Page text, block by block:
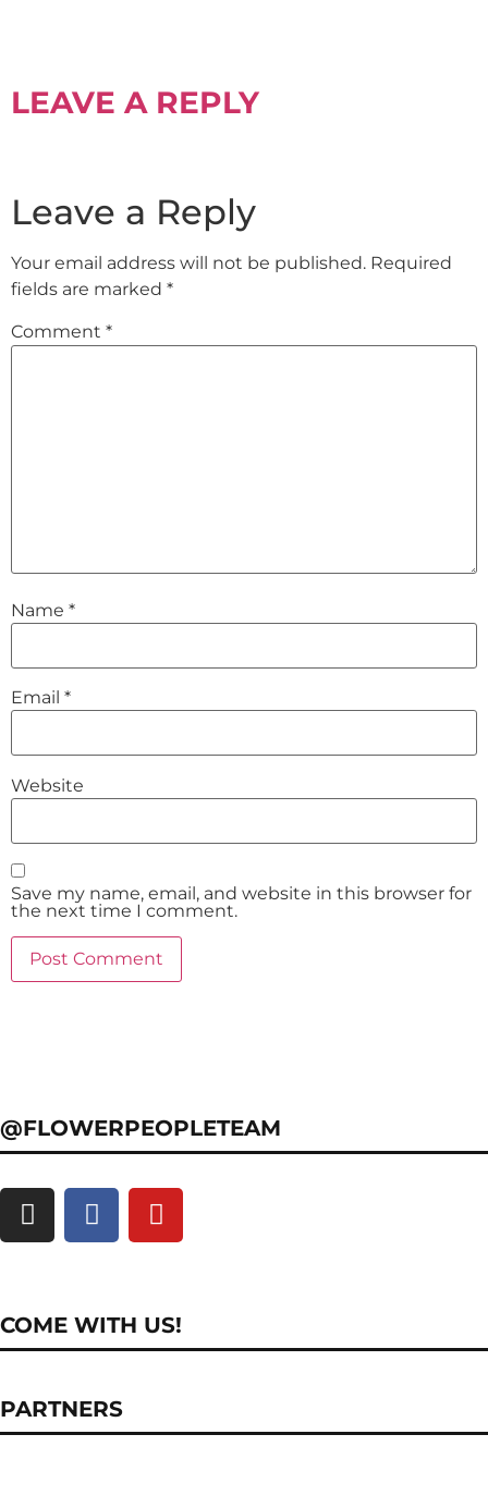
LEAVE A REPLY
Leave a Reply
Your email address will not be published. Required
fields are marked *
Comment *
Name *
Email *
Website
Save my name, email, and website in this browser for
the next time I comment.
@FLOWERPEOPLETEAM
COME WITH US!
PARTNERS